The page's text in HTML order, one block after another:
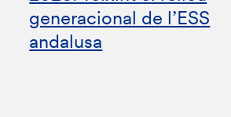
generacional de l’ESS
andalusa